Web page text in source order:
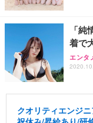
「
着で
エンタ
クオリティエンジ